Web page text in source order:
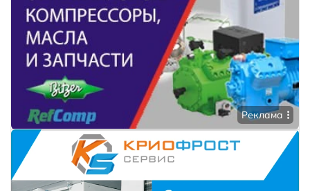
Реклама